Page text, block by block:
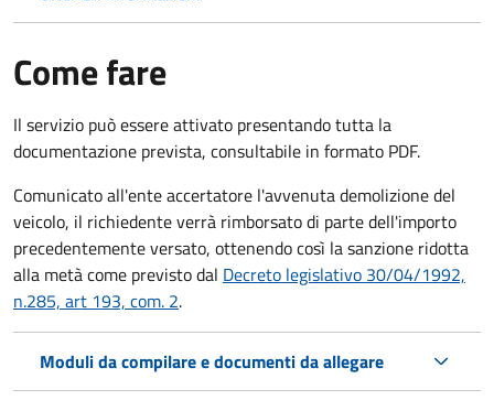
Come fare
Il servizio può essere attivato presentando tutta la
documentazione prevista, consultabile in formato PDF.
Comunicato all'ente accertatore l'avvenuta demolizione del
veicolo, il richiedente verrà rimborsato di parte dell'importo
precedentemente versato, ottenendo così la sanzione ridotta
alla metà come previsto dal Decreto legislativo 30/04/1992,
n.285, art 193, com. 2.
Moduli da compilare e documenti da allegare